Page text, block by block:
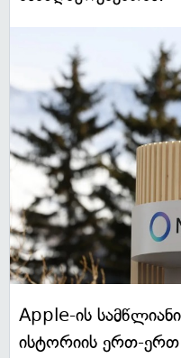
Apple-ის
ისტორიის ერთ-ერთ